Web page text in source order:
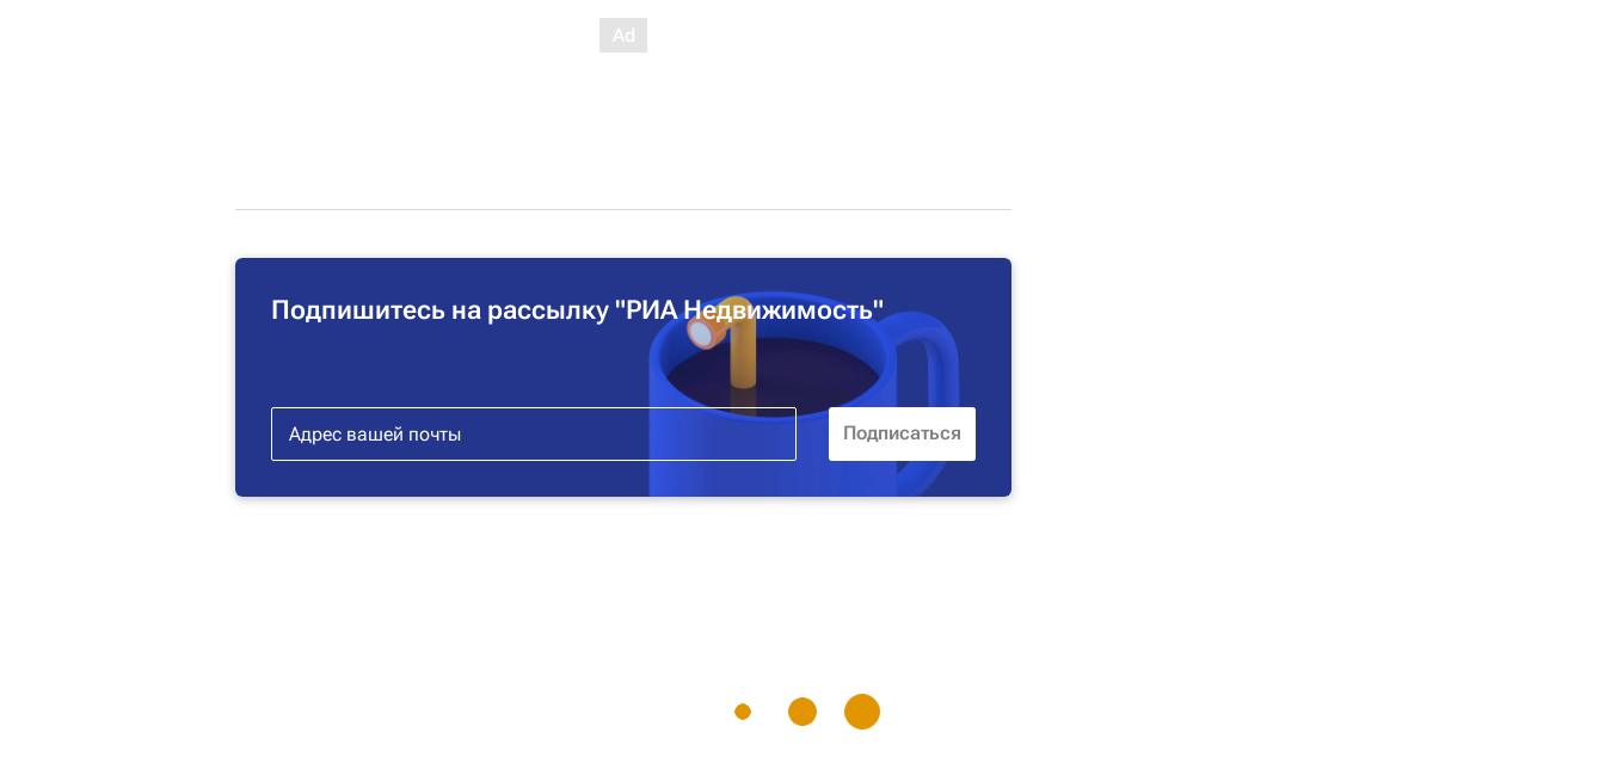
Подпишитесь на рассылку "РИА Недвижимость"